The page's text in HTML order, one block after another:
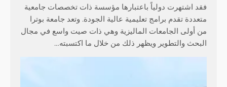
فقد اشتهرت دولياً باعتبارها مؤسسة ذات تخصصات جامعية
متعددة تقدم برامج تعليمية عالية الجودة. وتعد جامعة بوترا
من أولى الجامعات الماليزية وهي ذات صيت واسع في مجال
البحث والتطوير ويظهر ذلك من خلال ما اكتسبته…